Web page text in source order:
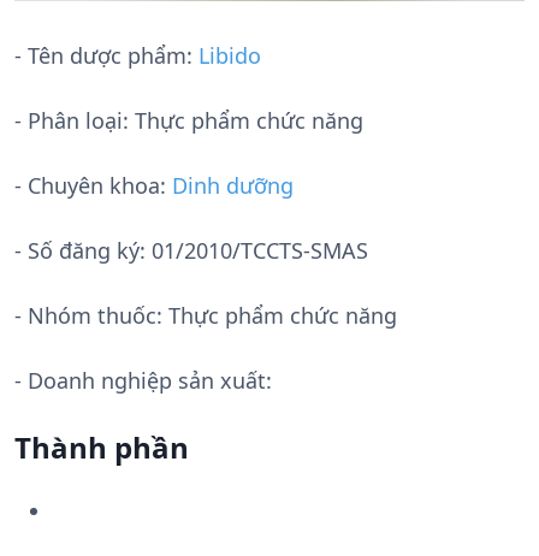
- Tên dược phẩm: Libido
- Phân loại: Thực phẩm chức năng
- Chuyên khoa: Dinh dưỡng
- Số đăng ký: 01/2010/TCCTS-SMAS
- Nhóm thuốc: Thực phẩm chức năng
- Doanh nghiệp sản xuất:
Thành phần